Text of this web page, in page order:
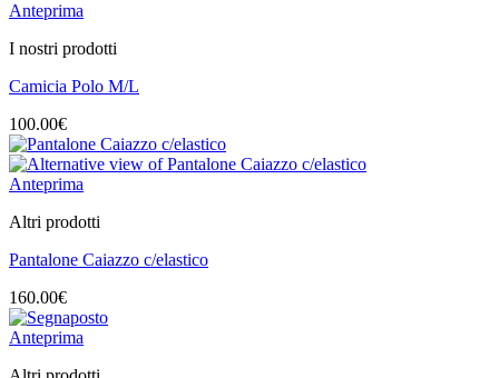
Anteprima
I nostri prodotti
Camicia Polo M/L
100.00€
Anteprima
Altri prodotti
Pantalone Caiazzo c/elastico
160.00€
Anteprima